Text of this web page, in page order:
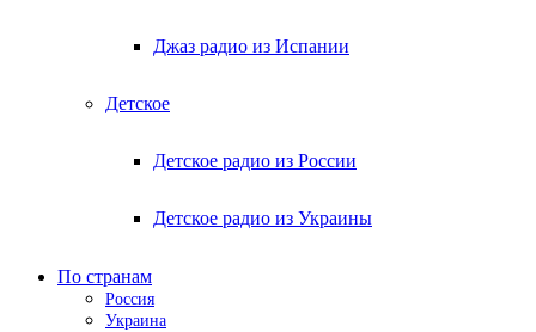
Джаз радио из Испании
Детское
Детское радио из России
Детское радио из Украины
По странам
Россия
Украина